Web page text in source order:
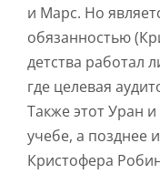
и Марс. Но
обязанностью
детства работал
где целевая
Также этот Уран
учебе, а позднее
Кристофера